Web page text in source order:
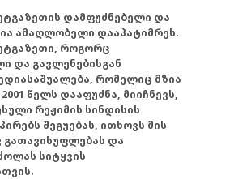
დამფუძნებელი და
ამაღლობელი დააპატიმრეს.
როგორც
და გავლენებისგან
რომელიც მზია
წელს დააფუძნა, მიიჩნევს,
რეჟიმის სინდისის
შეგუებას, ითხოვს მის
გათავისუფლებას და
სიტყვის